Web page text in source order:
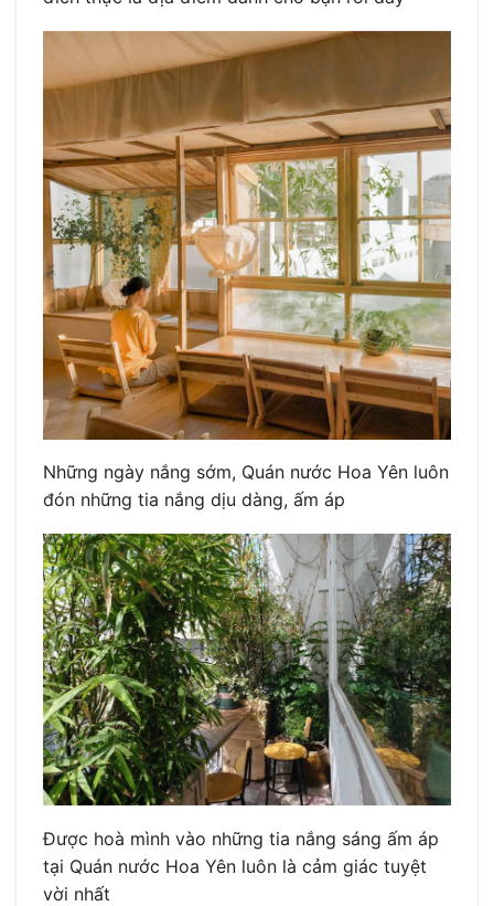
Những ngày nắng sớm, Quán nước Hoa Yên luôn
đón những tia nắng dịu dàng, ấm áp
Được hoà mình vào những tia nắng sáng ấm áp
tại Quán nước Hoa Yên luôn là cảm giác tuyệt
vời nhất